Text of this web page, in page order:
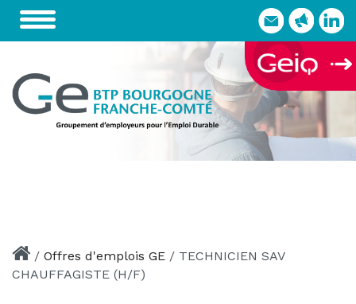
Skip
content
/ Offres d'emplois GE / TECHNICIEN SAV
CHAUFFAGISTE (H/F)